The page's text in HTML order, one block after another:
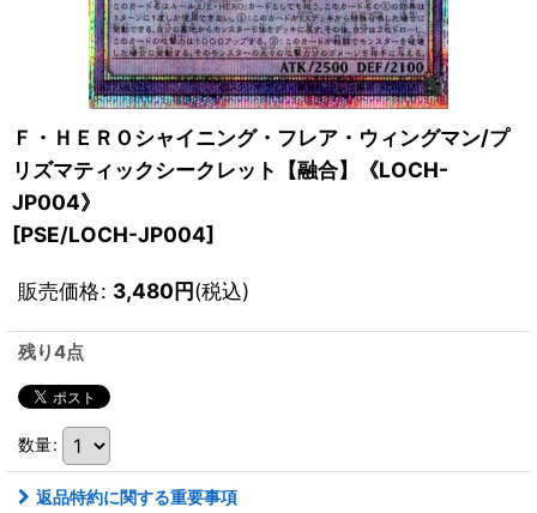
Ｆ・ＨＥＲＯシャイニング・フレア・ウィングマン/プ
リズマティックシークレット【融合】《LOCH-
JP004》
[PSE/LOCH-JP004]
販売価格: 3,480円(税込)
残り4点
数量:
返品特約に関する重要事項